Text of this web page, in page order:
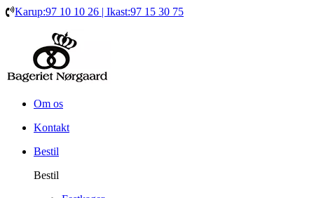
Karup:97 10 10 26 | Ikast:97 15 30 75
Om os
Kontakt
Bestil
Bestil